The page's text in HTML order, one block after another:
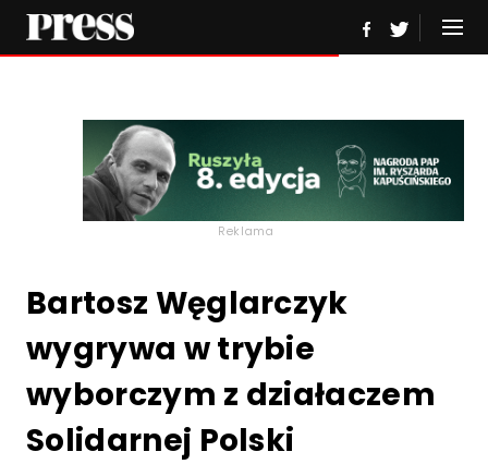
Reklama
Bartosz Węglarczyk
wygrywa w trybie
wyborczym z działaczem
Solidarnej Polski